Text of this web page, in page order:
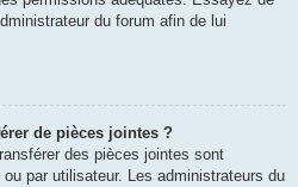
du forum afin de lui
de pièces jointes ?
des pièces jointes sont
par utilisateur. Les administrateurs du